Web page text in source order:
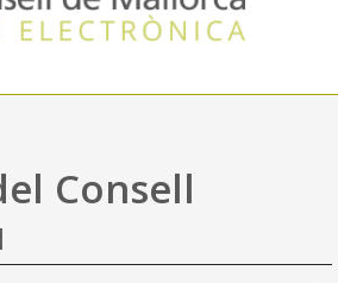
Accés i seguretat
Utilitats
Ajuda
Consell